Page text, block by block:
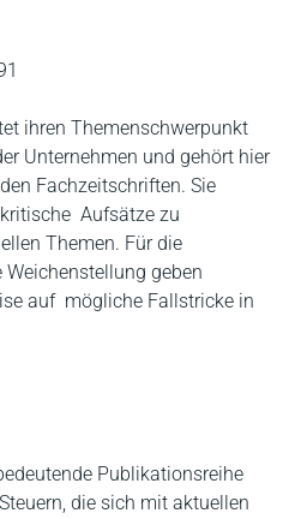
ihren Themenschwerpunkt
Unternehmen und gehört hier
Fachzeitschriften. Sie
Aufsätze zu
Themen. Für die
geben
auf mögliche Fallstricke in
Publikationsreihe
die sich mit aktuellen